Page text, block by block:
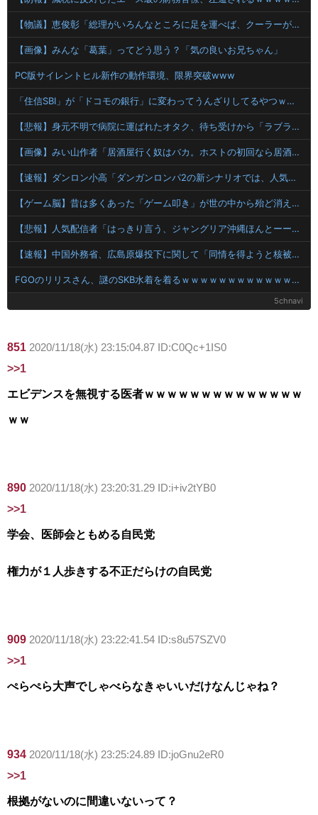
【物議】恵俊彰「総理がいろんなところに足を運べば、クーラーが設置されるのでは」
【画像】みんな「葛葉」ってどう思う？「気の良いお兄ちゃん」
PC版サイレントヒル新作の動作環境、限界突破www
「住信SBI」が「ドコモの銀行」に変わってうんざりしてるやつｗｗｗｗｗｗｗ
【悲報】身元不明で病院に運ばれたオタク、待ち受けから「ラブライブ」と呼ばれるｗｗｗｗ
【画像】みい山作者「居酒屋行く奴はバカ。ホストの初回なら居酒屋より安く飲めてイケメンにチヤホヤされる」
【速報】ダンロン小高「ダンガンロンパ2の新シナリオでは、人気キャラも殺していきますw」
【ゲーム脳】昔は多くあった「ゲーム叩き」が世の中から殆ど消えてしまった理由wwwwwwwwwwwwww
【悲報】人気配信者「はっきり言う、ジャングリア沖縄ほんとーーーーーーーーにおもんない！！！！」→炎上
【速報】中国外務省、広島原爆投下に関して「同情を得ようと核被害者の立場を政治利用」
FGOのリリスさん、謎のSKB水着を着るｗｗｗｗｗｗｗｗｗｗｗｗｗｗｗｗ
5chnavi
851 2020/11/18(水) 23:15:04.87 ID:C0Qc+1IS0
>>1
エビデンスを無視する医者ｗｗｗｗｗｗｗｗｗｗｗｗｗｗ
ｗｗ
890 2020/11/18(水) 23:20:31.29 ID:i+iv2tYB0
>>1
学会、医師会ともめる自民党
権力が１人歩きする不正だらけの自民党
909 2020/11/18(水) 23:22:41.54 ID:s8u57SZV0
>>1
ぺらぺら大声でしゃべらなきゃいいだけなんじゃね？
934 2020/11/18(水) 23:25:24.89 ID:joGnu2eR0
>>1
根拠がないのに間違いないって？